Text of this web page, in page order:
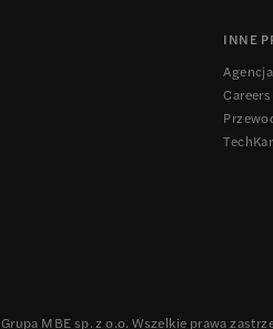
INNE
Grupa MBE sp. z o.o. Wszelkie prawa